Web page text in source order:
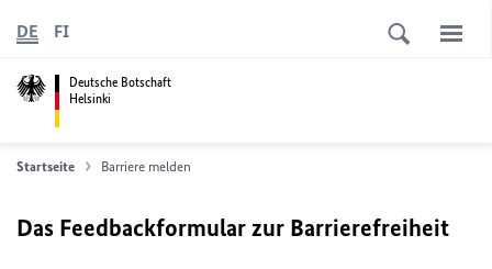
Deutsche Botschaft
Helsinki
DE FI
Startseite Barriere melden
Das Feedbackformular zur Barrierefreiheit